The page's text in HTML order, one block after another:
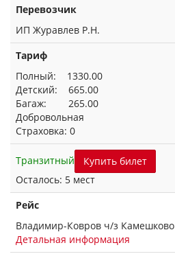
Перевозчик
ИП Журавлев Р.Н.
Тариф
Полный: 1330.00
Детский: 665.00
Багаж: 265.00
Добровольная
Страховка: 0
Транзитный
Купить билет
Осталось: 5 мест
Рейс
Владимир-Ковров ч/з Камешково
Детальная информация